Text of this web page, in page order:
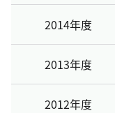
2014年度
2013年度
2012年度